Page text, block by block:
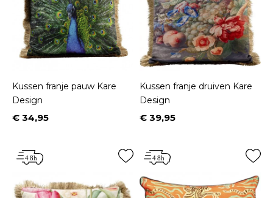
Kussen franje pauw Kare
Design
Prijs
€ 34,95
Kussen franje druiven Kare
Design
Prijs
€ 39,95